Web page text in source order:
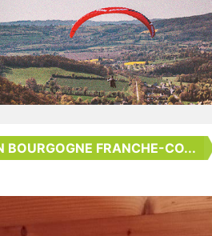
BOURGOGNE FRANCHE-CO...